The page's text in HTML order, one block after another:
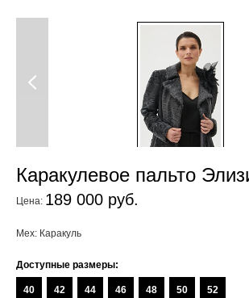
Previous
Каракулевое пальто
Цена: 189 000 руб.
Мех: Каракуль
Доступные размеры:
40 42 44 46 48 50 52